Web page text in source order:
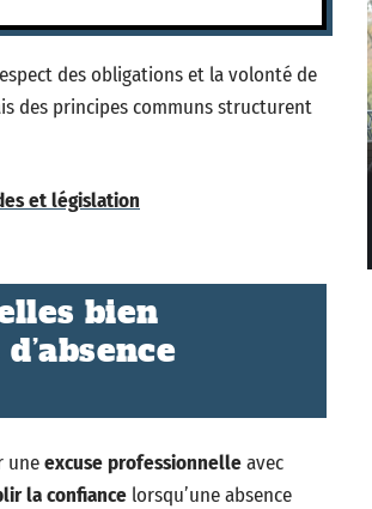
des obligations et la volonté de
des principes communs structurent
et législation
bien
uneexcuse professionnelleavec
la confiance lorsqu’une absence